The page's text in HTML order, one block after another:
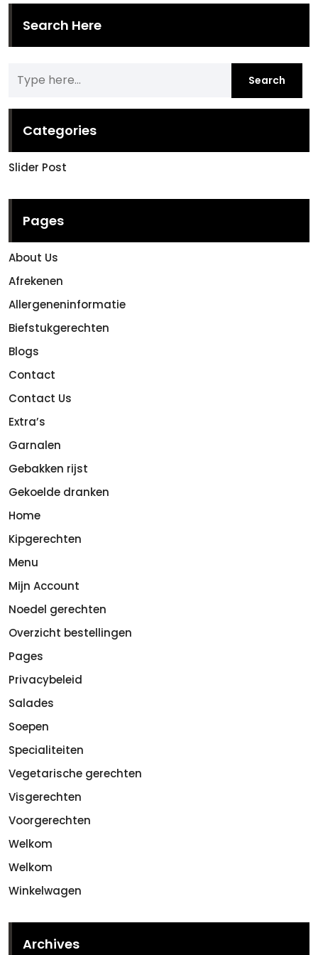
optie
productpagina
Search Here
Categories
Slider Post
Pages
About Us
Afrekenen
Allergeneninformatie
Biefstukgerechten
Blogs
Contact
Contact Us
Extra’s
Garnalen
Gebakken rijst
Gekoelde dranken
Home
Kipgerechten
Menu
Mijn Account
Noedel gerechten
Overzicht bestellingen
Pages
Privacybeleid
Salades
Soepen
Specialiteiten
Vegetarische gerechten
Visgerechten
Voorgerechten
Welkom
Welkom
Winkelwagen
Archives